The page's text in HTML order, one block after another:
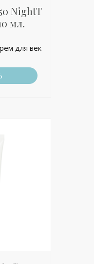
NightT
мл.
для век